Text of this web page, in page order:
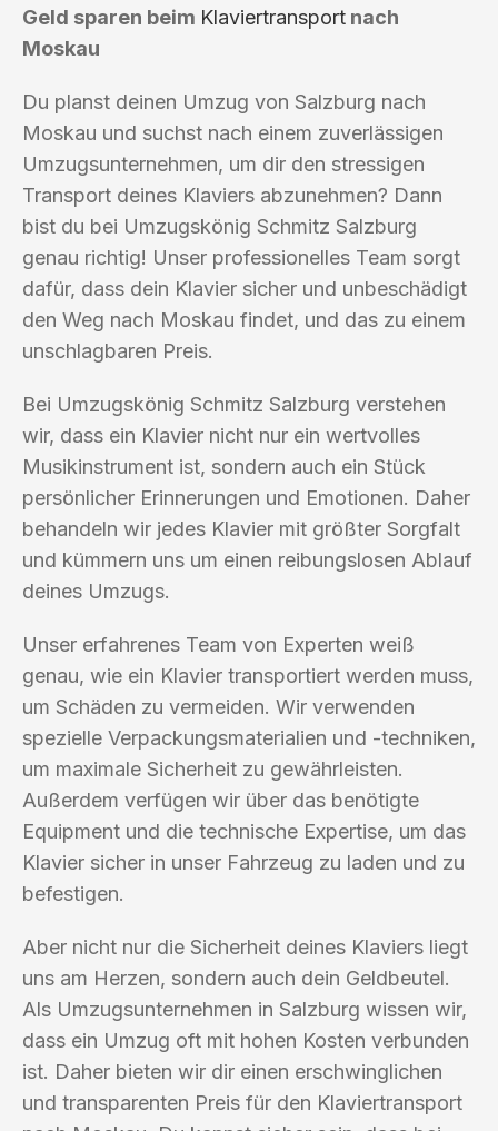
Geld sparen beim Klaviertransport nach
Moskau
Du planst deinen Umzug von Salzburg nach
Moskau und suchst nach einem zuverlässigen
Umzugsunternehmen, um dir den stressigen
Transport deines Klaviers abzunehmen? Dann
bist du bei Umzugskönig Schmitz Salzburg
genau richtig! Unser professionelles Team sorgt
dafür, dass dein Klavier sicher und unbeschädigt
den Weg nach Moskau findet, und das zu einem
unschlagbaren Preis.
Bei Umzugskönig Schmitz Salzburg verstehen
wir, dass ein Klavier nicht nur ein wertvolles
Musikinstrument ist, sondern auch ein Stück
persönlicher Erinnerungen und Emotionen. Daher
behandeln wir jedes Klavier mit größter Sorgfalt
und kümmern uns um einen reibungslosen Ablauf
deines Umzugs.
Unser erfahrenes Team von Experten weiß
genau, wie ein Klavier transportiert werden muss,
um Schäden zu vermeiden. Wir verwenden
spezielle Verpackungsmaterialien und -techniken,
um maximale Sicherheit zu gewährleisten.
Außerdem verfügen wir über das benötigte
Equipment und die technische Expertise, um das
Klavier sicher in unser Fahrzeug zu laden und zu
befestigen.
Aber nicht nur die Sicherheit deines Klaviers liegt
uns am Herzen, sondern auch dein Geldbeutel.
Als Umzugsunternehmen in Salzburg wissen wir,
dass ein Umzug oft mit hohen Kosten verbunden
ist. Daher bieten wir dir einen erschwinglichen
und transparenten Preis für den Klaviertransport